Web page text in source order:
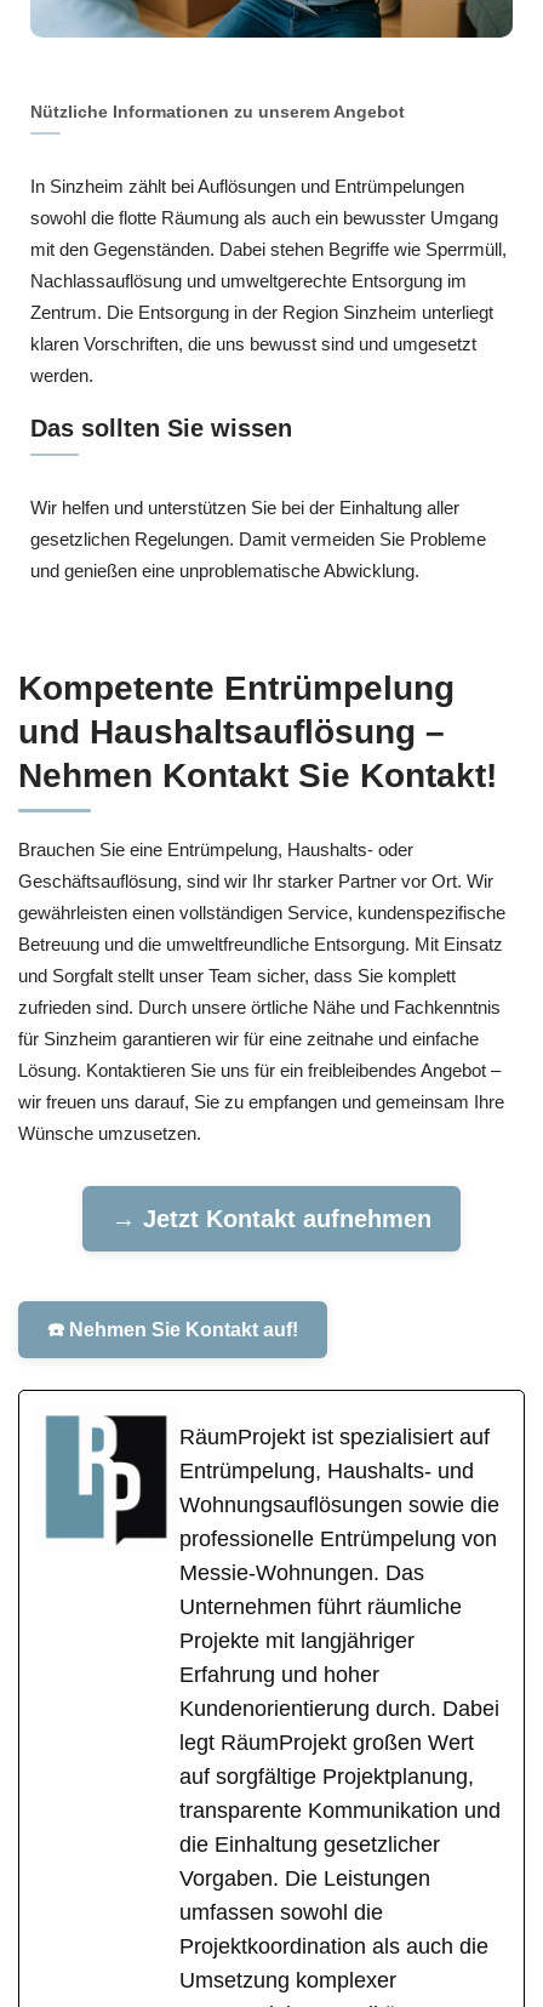
Nützliche Informationen zu unserem Angebot
In Sinzheim zählt bei Auflösungen und Entrümpelungen
sowohl die flotte Räumung als auch ein bewusster Umgang
mit den Gegenständen. Dabei stehen Begriffe wie Sperrmüll,
Nachlassauflösung und umweltgerechte Entsorgung im
Zentrum. Die Entsorgung in der Region Sinzheim unterliegt
klaren Vorschriften, die uns bewusst sind und umgesetzt
werden.
Das sollten Sie wissen
Wir helfen und unterstützen Sie bei der Einhaltung aller
gesetzlichen Regelungen. Damit vermeiden Sie Probleme
und genießen eine unproblematische Abwicklung.
Kompetente Entrümpelung
und Haushaltsauflösung –
Nehmen Kontakt Sie Kontakt!
Brauchen Sie eine Entrümpelung, Haushalts- oder
Geschäftsauflösung, sind wir Ihr starker Partner vor Ort. Wir
gewährleisten einen vollständigen Service, kundenspezifische
Betreuung und die umweltfreundliche Entsorgung. Mit Einsatz
und Sorgfalt stellt unser Team sicher, dass Sie komplett
zufrieden sind. Durch unsere örtliche Nähe und Fachkenntnis
für Sinzheim garantieren wir für eine zeitnahe und einfache
Lösung. Kontaktieren Sie uns für ein freibleibendes Angebot –
wir freuen uns darauf, Sie zu empfangen und gemeinsam Ihre
Wünsche umzusetzen.
→ Jetzt Kontakt aufnehmen
☎️ Nehmen Sie Kontakt auf!
RäumProjekt ist spezialisiert auf
Entrümpelung, Haushalts- und
Wohnungsauflösungen sowie die
professionelle Entrümpelung von
Messie-Wohnungen. Das
Unternehmen führt räumliche
Projekte mit langjähriger
Erfahrung und hoher
Kundenorientierung durch. Dabei
legt RäumProjekt großen Wert
auf sorgfältige Projektplanung,
transparente Kommunikation und
die Einhaltung gesetzlicher
Vorgaben. Die Leistungen
umfassen sowohl die
Projektkoordination als auch die
Umsetzung komplexer